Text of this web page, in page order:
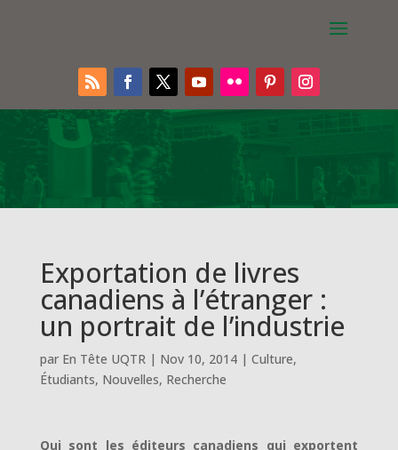
Exportation de livres
canadiens à l’étranger :
un portrait de l’industrie
par En Tête UQTR| Nov 10, 2014| Culture,
Étudiants, Nouvelles, Recherche
Qui sont les éditeurs canadiens qui exportent